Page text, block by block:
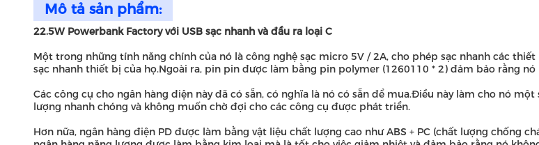
Mô tả sản phẩm:
22.5W Powerbank Factory với USB sạc nhanh và đầu ra loại C
Một trong những tính năng chính của nó là công nghệ sạc micro 5V / 2A, cho phép sạc nhanh các
sạc nhanh thiết bị của họ.Ngoài ra, pin pin được làm bằng pin polymer (1260110 * 2) đảm bảo rằng nó
Các công cụ cho ngân hàng điện này đã có sẵn, có nghĩa là nó có sẵn để mua.Điều này làm cho nó
lượng nhanh chóng và không muốn chờ đợi cho các công cụ được phát triển.
Hơn nữa, ngân hàng điện PD được làm bằng vật liệu chất lượng cao như ABS + PC (chất lượng chống